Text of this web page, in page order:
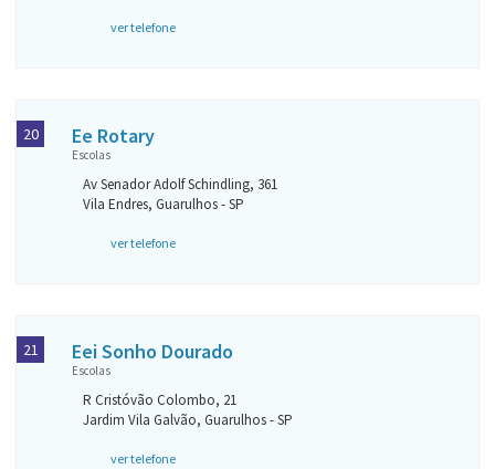
ver telefone
Ee Rotary
Escolas
Av Senador Adolf Schindling, 361
Vila Endres, Guarulhos - SP
ver telefone
20
Eei Sonho Dourado
Escolas
R Cristóvão Colombo, 21
Jardim Vila Galvão, Guarulhos - SP
ver telefone
21